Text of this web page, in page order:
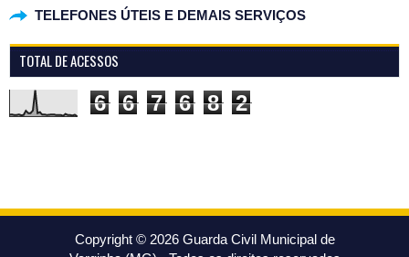
TELEFONES ÚTEIS E DEMAIS SERVIÇOS
TOTAL DE ACESSOS
6 6 7 6 8 2
Copyright © 2026 Guarda Civil Municipal de